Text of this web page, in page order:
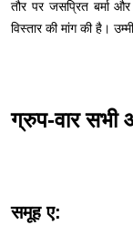
तौर पर जसप्रित बर्मा
विस्तार की मांग की है।
ग्रुप-वार सभी
समूह ए: